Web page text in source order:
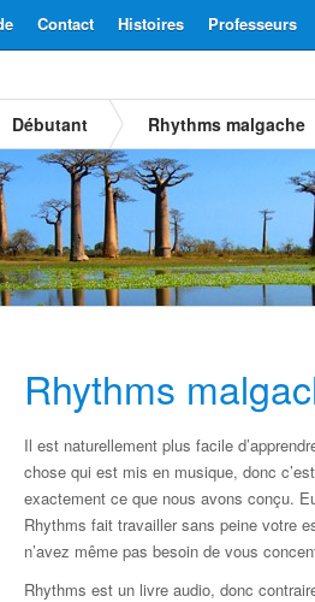
Professeurs
Histoires
Contact
Débutant Rhythms malgache
Rhythms
Il est naturellement plus facile
chose qui est mis en musique, donc c’est
exactement ce que nous avons conçu.
Rhythms fait travailler sans peine votre
n’avez même pas besoin de vous
Rhythms est un livre audio, donc